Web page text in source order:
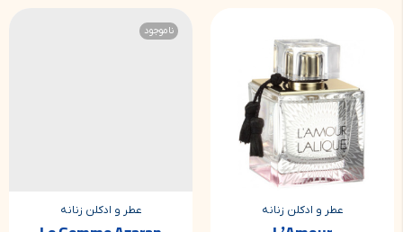
عطر و ادکلن زنانه
ناموجود
عطر و ادکلن زنانه